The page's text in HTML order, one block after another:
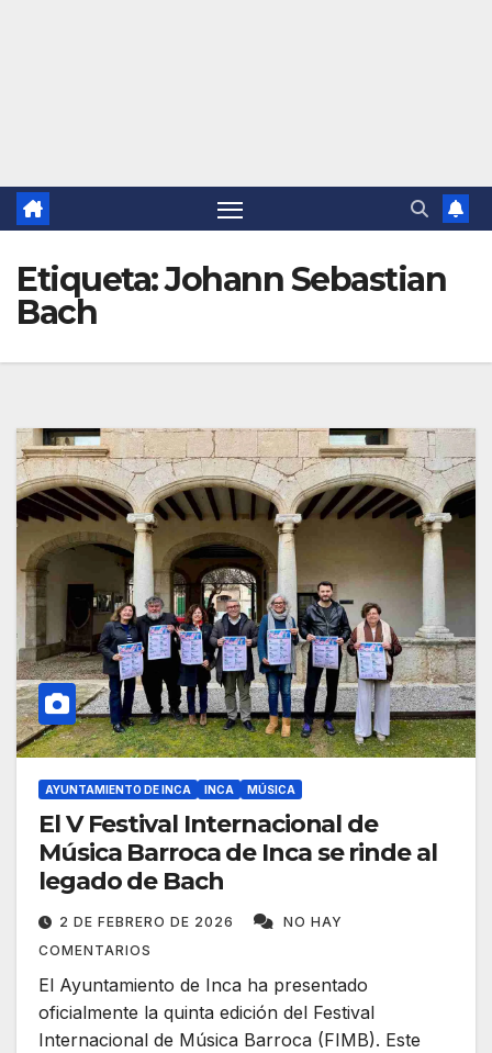
Etiqueta:Johann Sebastian
Bach
AYUNTAMIENTO DE INCA INCA MÚSICA
El V Festival Internacional de
Música Barroca de Inca se rinde al
legado de Bach
2 DE FEBRERO DE 2026
NO HAY
COMENTARIOS
El Ayuntamiento de Inca ha presentado
oficialmente la quinta edición del Festival
Internacional de Música Barroca (FIMB). Este